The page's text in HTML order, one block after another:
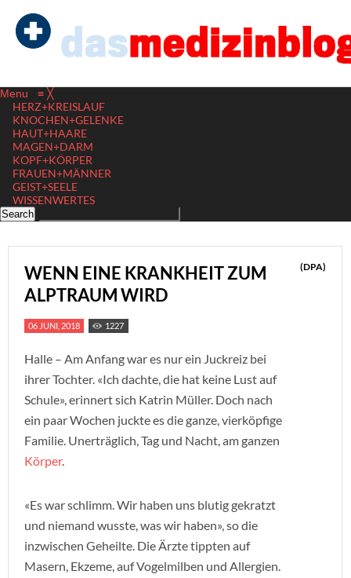
Menu ≡ ╳
HERZ+KREISLAUF
KNOCHEN+GELENKE
HAUT+HAARE
MAGEN+DARM
KOPF+KÖRPER
FRAUEN+MÄNNER
GEIST+SEELE
WISSENWERTES
WENN EINE KRANKHEIT ZUM
ALPTRAUM WIRD
(DPA)
06 JUNI, 2018 1227
Halle – Am Anfang war es nur ein Juckreiz bei
ihrer Tochter. «Ich dachte, die hat keine Lust auf
Schule», erinnert sich Katrin Müller. Doch nach
ein paar Wochen juckte es die ganze, vierköpfige
Familie. Unerträglich, Tag und Nacht, am ganzen
Körper.
«Es war schlimm. Wir haben uns blutig gekratzt
und niemand wusste, was wir haben», so die
inzwischen Geheilte. Die Ärzte tippten auf
Masern, Ekzeme, auf Vogelmilben und Allergien.